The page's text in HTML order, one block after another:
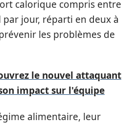
calorique compris entre
par jour, réparti en deux à
les problèmes de
le nouvel attaquant
impact sur l'équipe
alimentaire, leur